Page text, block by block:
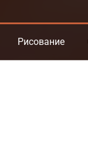
Рисование